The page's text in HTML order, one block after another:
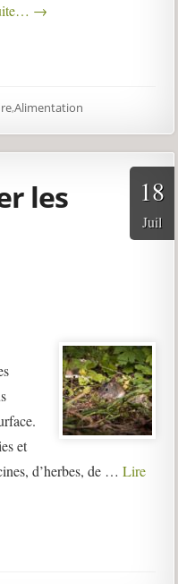
→
,Alimentation
les
18
Juil
et
d’herbes, de …Lire